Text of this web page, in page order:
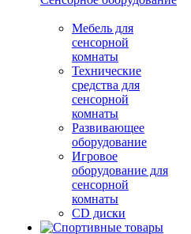
Мебель для
сенсорной
комнаты
Технические
средства для
сенсорной
комнаты
Развивающее
оборудование
Игровое
оборудование для
сенсорной
комнаты
CD диски